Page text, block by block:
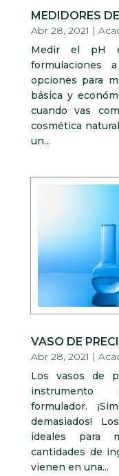
MEDIDORES
Abr 28, 2021 |
Medir el pH
formulaciones
opciones para
básica y
cuando vas
cosmética
un...
VASO DE
Abr 28, 2021 |
Los vasos de
instrumento
formulador.
demasiados!
ideales para
cantidades de
vienen en una...